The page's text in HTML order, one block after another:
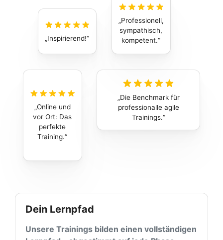
Inspirierend!
Online und
vor Ort: Das
perfekte
Training.
Die Benchmark für
professionalle agile
Trainings.
Professionell,
sympathisch,
kompetent.
Dein Lernpfad
Unsere Trainings bilden einen vollständigen